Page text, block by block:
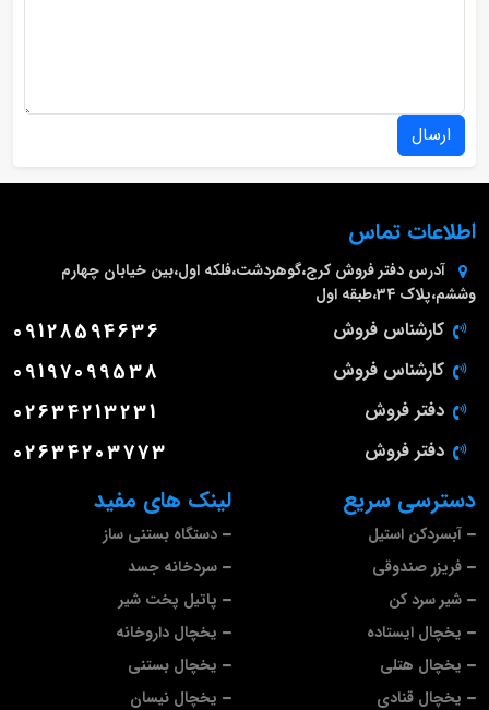
ارسال
لینک های مفید
دستگاه بستنی ساز
سردخانه جسد
پاتیل پخت شیر
یخچال داروخانه
یخچال بستنی
یخچال نیسان
دسترسی سریع
آبسردکن استیل
فریزر صندوقی
شیر سرد کن
یخچال ایستاده
یخچال هتلی
یخچال قنادی
اطلاعات تماس
آدرس دفتر فروش کرج،گوهردشت،فلکه اول،بین خیابان چهارم
وششم،پلاک 34،طبقه اول
کارشناس فروش 09128594636
کارشناس فروش 09197099538
دفتر فروش 02634213231
دفتر فروش 02634203773